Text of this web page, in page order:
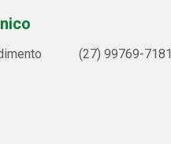
(27) 99769-7181